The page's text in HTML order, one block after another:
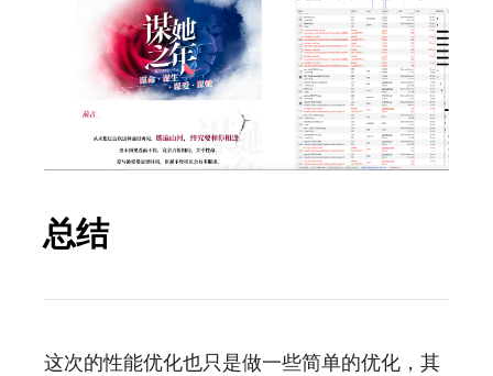
总结
这次的性能优化也只是做一些简单的优化，其